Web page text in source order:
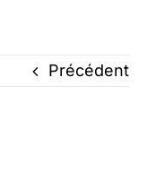
Précédent